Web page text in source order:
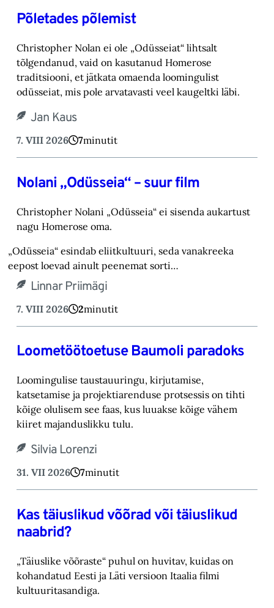
Põletades põlemist
Christopher Nolan ei ole „Odüsseiat“ lihtsalt
tõlgendanud, vaid on kasutanud Homerose
tra‎ditsiooni, et jätkata omaenda loomingulist
odüsseiat, mis pole arvatavasti veel kaugeltki läbi.‎
Jan Kaus
7. VIII 2026 7minutit
Nolani „Odüsseia“ – suur film
Christopher Nolani „Odüsseia“ ei sisenda aukartust
nagu Homerose oma.‎
„Odüsseia“ esindab eliitkultuuri, seda vanakreeka
eepost loevad ainult peenemat sorti…
Linnar Priimägi
7. VIII 2026 2minutit
Loometöötoetuse Baumoli paradoks
Loomingulise taustauuringu, kirjutamise,
katsetamise ja projektiarenduse protsessis on tihti
kõige olulisem see faas, kus luuakse kõige vähem
kiiret majanduslikku tulu.
Silvia Lorenzi
31. VII 2026 7minutit
Kas täiuslikud võõrad või täiuslikud
naabrid?
„Täiuslike võõraste“ puhul on huvitav, kuidas on
kohandatud Eesti ja Läti versioon Itaalia filmi
kultuuritasandiga.